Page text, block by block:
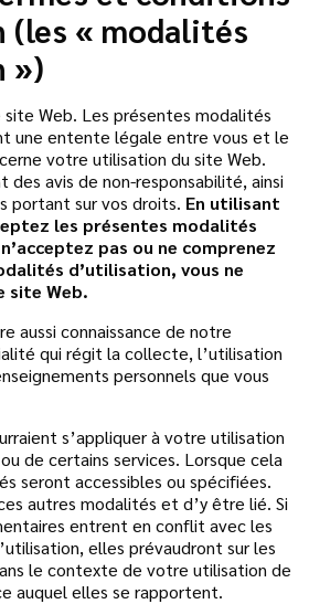
(les « modalités
»)
site Web. Les présentes modalités
une entente légale entre vous et le
votre utilisation du site Web.
avis de non-responsabilité, ainsi
portant sur vos droits. En utilisant
les présentes modalités
pas ou ne comprenez
d’utilisation, vous ne
site Web.
aussi connaissance de notre
qui régit la collecte, l’utilisation
personnels que vous
s’appliquer à votre utilisation
de certains services. Lorsque cela
seront accessibles ou spécifiées.
autres modalités et d’y être lié. Si
entrent en conflit avec les
elles prévaudront sur les
le contexte de votre utilisation de
auquel elles se rapportent.